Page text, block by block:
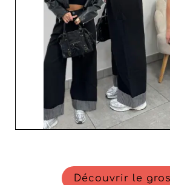
armature, bandeau ou
inventaire pour satisfaire
préférences de vos
l'originalité et la qualité
votre boutique une
matière de maillots de
Découvrir le